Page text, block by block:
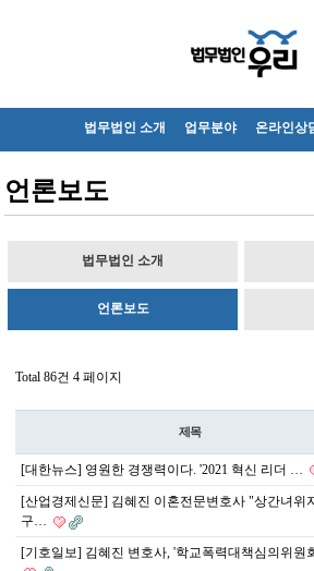
법무법인 소개 업무분야 온라인상
언론보도
법무법인 소개
언론보도
Total 86건 4 페이지
제목
[대한뉴스] 영원한 경쟁력이다. '2021 혁신 리더 …
[산업경제신문] 김혜진 이혼전문변호사 "상간녀위
구…
[기호일보] 김혜진 변호사, '학교폭력대책심의위원